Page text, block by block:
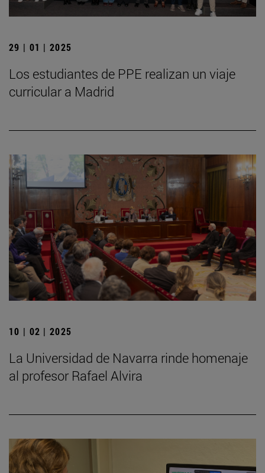
29 | 01 | 2025
Los estudiantes de PPE realizan un viaje
curricular a Madrid
10 | 02 | 2025
La Universidad de Navarra rinde homenaje
al profesor Rafael Alvira